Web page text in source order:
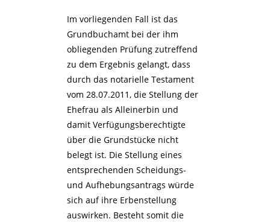
Im vorliegenden Fall ist das
Grundbuchamt bei der ihm
obliegenden Prüfung zutreffend
zu dem Ergebnis gelangt, dass
durch das notarielle Testament
vom 28.07.2011, die Stellung der
Ehefrau als Alleinerbin und
damit Verfügungsberechtigte
über die Grundstücke nicht
belegt ist. Die Stellung eines
entsprechenden Scheidungs-
und Aufhebungsantrags würde
sich auf ihre Erbenstellung
auswirken. Besteht somit die